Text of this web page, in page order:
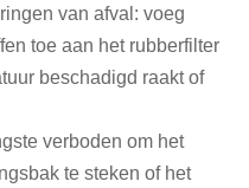
van afval: voeg
toe aan het rubberfilter
beschadigd raakt of
verboden om het
te steken of het